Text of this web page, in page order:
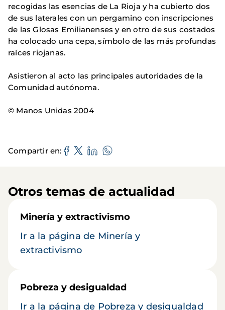
recogidas las esencias de La Rioja y ha cubierto dos
de sus laterales con un pergamino con inscripciones
de las Glosas Emilianenses y en otro de sus costados
ha colocado una cepa, símbolo de las más profundas
raíces riojanas.
Asistieron al acto las principales autoridades de la
Comunidad autónoma.
© Manos Unidas 2004
Compartir en
Otros temas de actualidad
Minería y extractivismo
Ir a la página de Minería y
extractivismo
Pobreza y desigualdad
Ir a la página de Pobreza y desigualdad